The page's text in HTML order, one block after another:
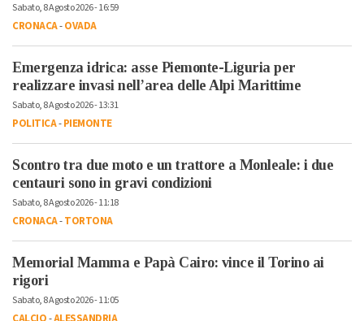
Sabato, 8 Agosto 2026 - 16:59
CRONACA-OVADA
Emergenza idrica: asse Piemonte-Liguria per
realizzare invasi nell’area delle Alpi Marittime
Sabato, 8 Agosto 2026 - 13:31
POLITICA-PIEMONTE
Scontro tra due moto e un trattore a Monleale: i due
centauri sono in gravi condizioni
Sabato, 8 Agosto 2026 - 11:18
CRONACA-TORTONA
Memorial Mamma e Papà Cairo: vince il Torino ai
rigori
Sabato, 8 Agosto 2026 - 11:05